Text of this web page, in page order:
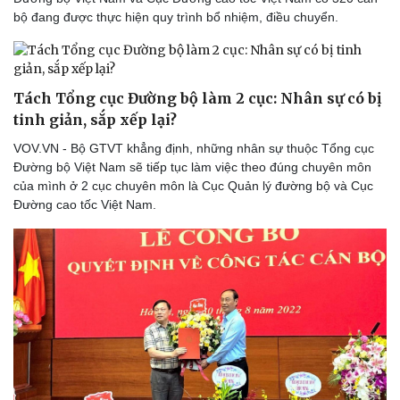
Du lịch
Tư vấn
Săn Tour
check-in
Podcast
Đọc truyện đêm khuya
Cửa sổ tình yêu
Kể chuyện cho bé
bộ đang được thực hiện quy trình bổ nhiệm, điều chuyển.
Tách Tổng cục Đường bộ làm 2 cục: Nhân sự có bị
tinh giản, sắp xếp lại?
VOV.VN - Bộ GTVT khẳng định, những nhân sự thuộc Tổng cục
Đường bộ Việt Nam sẽ tiếp tục làm việc theo đúng chuyên môn
của mình ở 2 cục chuyên môn là Cục Quản lý đường bộ và Cục
Đường cao tốc Việt Nam.